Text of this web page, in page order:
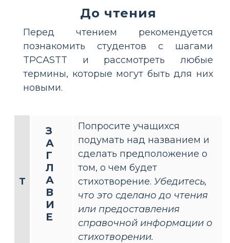
До чтения
Перед чтением рекомендуется
познакомить студентов с шагами
TPCASTT и рассмотреть любые
термины, которые могут быть для них
новыми.
Т
З
А
Г
Л
А
В
И
Е
Попросите учащихся
подумать над названием и
сделать предположение о
том, о чем будет
стихотворение. Убедитесь,
что это сделано до чтения
или предоставления
справочной информации о
стихотворении.